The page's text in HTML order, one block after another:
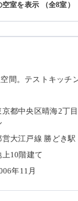
（全8室）
間。テストキッチ
京都中央区晴海2丁
営大江戸線 勝どき駅
上10階建て
年11月